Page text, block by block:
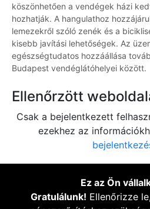
köszönhetően a vendégek házi
hozhatják. A hangulathoz
lemezekről szóló zenék és a
kisebb javítási lehetőségek. Az
egészségtudatos hozzáállása
Budapest vendéglátóhelyei között.
Ellenőrzött
Csak a bejelentkezett
ezekhez az
Ez az Ön
Gratulálunk! Ellenőrizze